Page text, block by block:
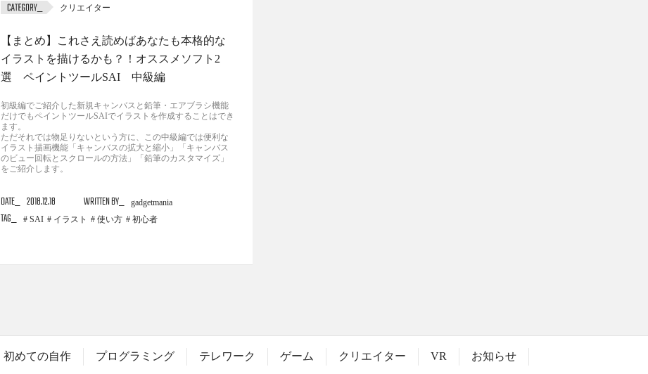
クリエイター
【まとめ】これさえ読めばあなたも本格的な
イラストを描けるかも？！オススメソフト2
選 ペイントツールSAI 中級編
初級編でご紹介した新規キャンバスと鉛筆・エアブラシ機能
だけでもペイントツールSAIでイラストを作成することはでき
ます。
ただそれでは物足りないという方に、この中級編では便利な
イラスト描画機能「キャンバスの拡大と縮小」「キャンバス
のビュー回転とスクロールの方法」「鉛筆のカスタマイズ」
をご紹介します。
DATE 2018.12.18 WRITTEN BY gadgetmania
TAG SAI イラスト 使い方 初心者
初めての自作 プログラミング テレワーク ゲーム クリエイター VR お知らせ